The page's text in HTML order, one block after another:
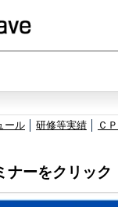
ール 研修等実績
Ｃ
ナーをクリック